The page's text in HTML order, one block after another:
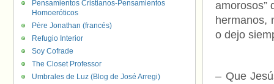
amorosos”
hermanos,
o dejo
– Que
Pensamientos Cristianos-Pensamientos
Homoeróticos
Père Jonathan (francés)
Refugio Interior
Soy Cofrade
The Closet Professor
Umbrales de Luz (Blog de José Arregi)